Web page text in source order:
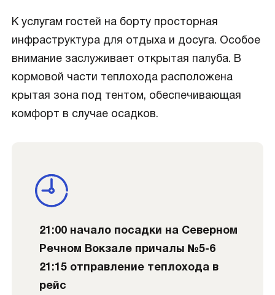
К услугам гостей на борту просторная
инфраструктура для отдыха и досуга. Особое
внимание заслуживает открытая палуба. В
кормовой части теплохода расположена
крытая зона под тентом, обеспечивающая
комфорт в случае осадков.
21:00 начало посадки на Северном
Речном Вокзале причалы №5-6
21:15 отправление теплохода в
рейс